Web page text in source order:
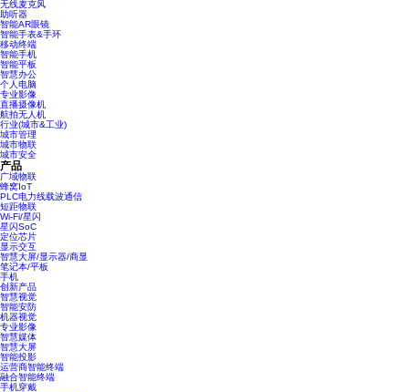
无线麦克风
助听器
智能AR眼镜
智能手表&手环
移动终端
智能手机
智能平板
智慧办公
个人电脑
专业影像
直播摄像机
航拍无人机
行业(城市&工业)
城市管理
城市物联
城市安全
产品
广域物联
蜂窝IoT
PLC电力线载波通信
短距物联
Wi-Fi/星闪
星闪SoC
定位芯片
显示交互
智慧大屏/显示器/商显
笔记本/平板
手机
创新产品
智慧视觉
智能安防
机器视觉
专业影像
智慧媒体
智慧大屏
智能投影
运营商智能终端
融合智能终端
手机穿戴